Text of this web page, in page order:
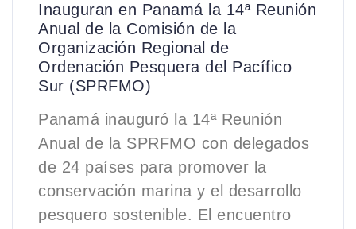
Inauguran en Panamá la 14ª Reunión
Anual de la Comisión de la
Organización Regional de
Ordenación Pesquera del Pacífico
Sur (SPRFMO)
Panamá inauguró la 14ª Reunión
Anual de la SPRFMO con delegados
de 24 países para promover la
conservación marina y el desarrollo
pesquero sostenible. El encuentro